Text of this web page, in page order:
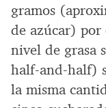
gramos
de azúcar) por
nivel de grasa
half-and-half)
la misma